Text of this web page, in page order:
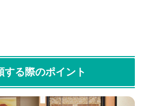
する際のポイント